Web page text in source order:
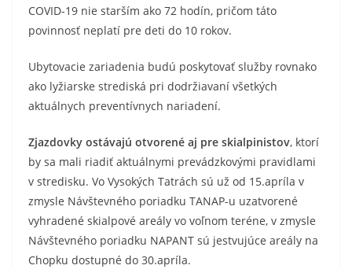
COVID-19 nie starším ako 72 hodín, pričom táto
povinnosť neplatí pre deti do 10 rokov.
Ubytovacie zariadenia budú poskytovať služby rovnako
ako lyžiarske strediská pri dodržiavaní všetkých
aktuálnych preventívnych nariadení.
Zjazdovky ostávajú otvorené aj pre skialpinistov, ktorí
by sa mali riadiť aktuálnymi prevádzkovými pravidlami
v stredisku. Vo Vysokých Tatrách sú už od 15.apríla v
zmysle Návštevného poriadku TANAP-u uzatvorené
vyhradené skialpové areály vo voľnom teréne, v zmysle
Návštevného poriadku NAPANT sú jestvujúce areály na
Chopku dostupné do 30.apríla.